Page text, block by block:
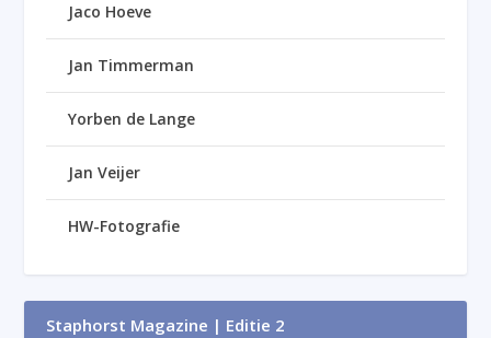
Jaco Hoeve
Jan Timmerman
Yorben de Lange
Jan Veijer
HW-Fotografie
Staphorst Magazine | Editie 2